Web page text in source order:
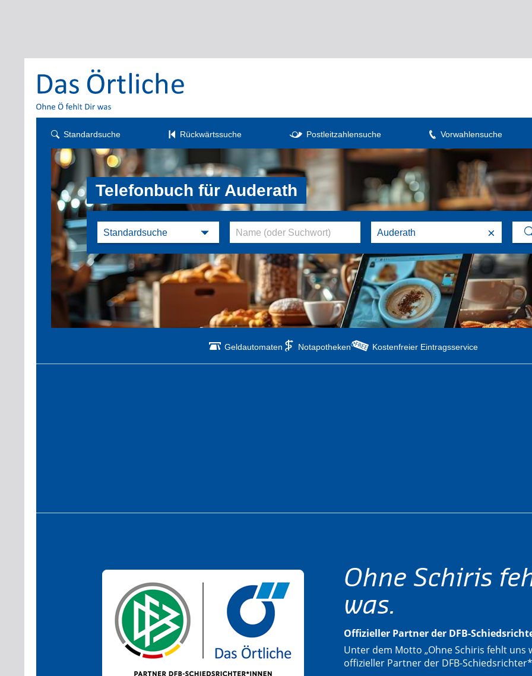
Standardsuche Rückwärtssuche Postleitzahlensuche Vorwahlensuche
Telefonbuch für Auderath
×
Geldautomaten Notapotheken Kostenfreier Eintragsservice
Ohne Schiris
was.
Offizieller Partner der DFB-
Unter dem Motto „Ohne Schiris fehlt uns
offizieller Partner der DFB-